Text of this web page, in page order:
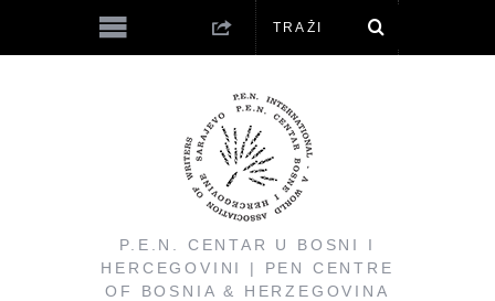
P.E.N. CENTAR U BOSNI I
HERCEGOVINI | PEN CENTRE
OF BOSNIA & HERZEGOVINA